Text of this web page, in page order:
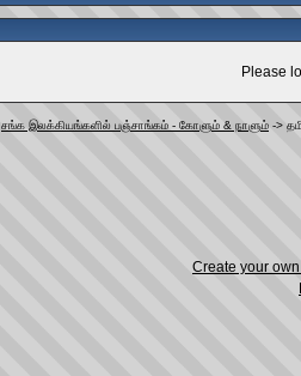
Please
சங்க இலக்கியங்களில் பஞ்சாங்கம் - கோளும் & நாளும் ->
Create your